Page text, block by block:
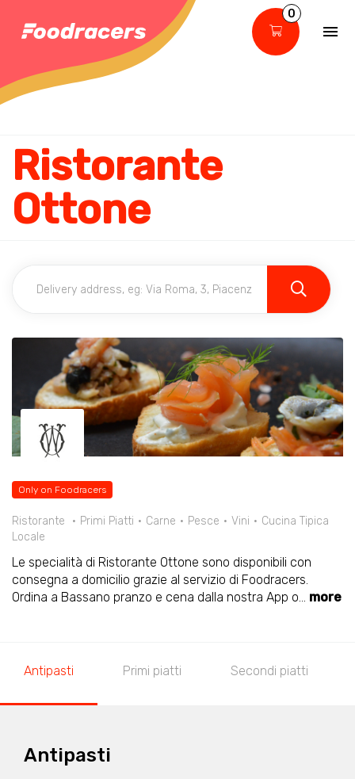
0
Ristorante
Ottone
Only on Foodracers
Ristorante Primi Piatti Carne Pesce Vini
Cucina Tipica
Locale
Le specialità di Ristorante Ottone sono disponibili con
consegna a domicilio grazie al servizio di Foodracers.
Ordina a Bassano pranzo e cena dalla nostra App o... more
Antipasti Primi piatti Secondi piatti
Antipasti